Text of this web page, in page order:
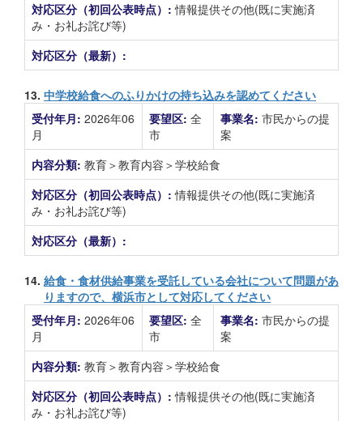
対応区分（初回公表時点）:情報提供その他(既に実施済
み・お礼お詫び等)
対応区分（最新）:
13. 中学校給食へのふりかけの持ち込みを認めてください
受付年月: 2026年06
月
要望区: 全
市
事業名: 市民からの提
案
内容分類: 教育＞教育内容＞学校給食
対応区分（初回公表時点）:情報提供その他(既に実施済
み・お礼お詫び等)
対応区分（最新）:
14. 給食・食材供給事業を受託している会社について問題があ
りますので、横浜市として対応してください
受付年月: 2026年06
月
要望区: 全
市
事業名: 市民からの提
案
内容分類: 教育＞教育内容＞学校給食
対応区分（初回公表時点）:情報提供その他(既に実施済
み・お礼お詫び等)